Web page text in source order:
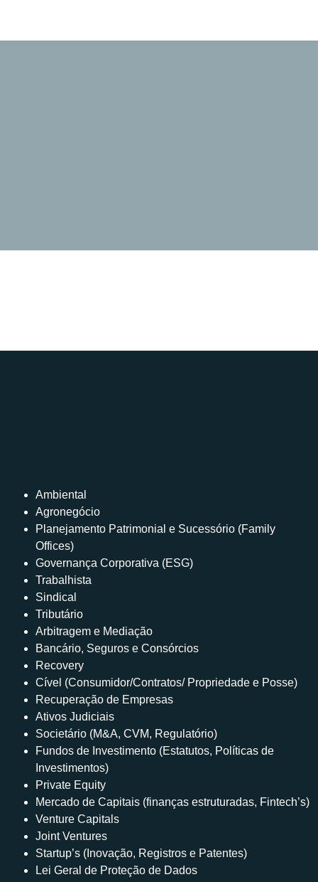
Ambiental
Agronegócio
Planejamento Patrimonial e Sucessório (Family
Offices)
Governança Corporativa (ESG)
Trabalhista
Sindical
Tributário
Arbitragem e Mediação
Bancário, Seguros e Consórcios
Recovery
Cível (Consumidor/Contratos/ Propriedade e Posse)
Recuperação de Empresas
Ativos Judiciais
Societário (M&A, CVM, Regulatório)
Fundos de Investimento (Estatutos, Políticas de
Investimentos)
Private Equity
Mercado de Capitais (finanças estruturadas, Fintech’s)
Venture Capitals
Joint Ventures
Startup’s (Inovação, Registros e Patentes)
Lei Geral de Proteção de Dados